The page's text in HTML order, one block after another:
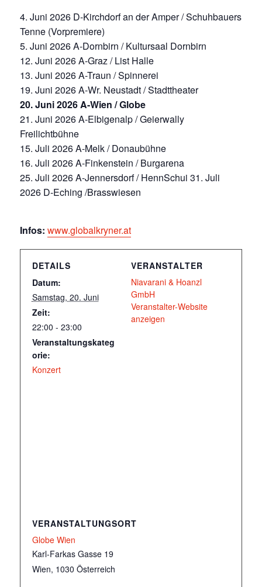
4. Juni 2026 D-Kirchdorf an der Amper / Schuhbauers
Tenne (Vorpremiere)
5. Juni 2026 A-Dornbirn / Kultursaal Dornbirn
12. Juni 2026 A-Graz / List Halle
13. Juni 2026 A-Traun / Spinnerei
19. Juni 2026 A-Wr. Neustadt / Stadttheater
20. Juni 2026 A-Wien / Globe
21. Juni 2026 A-Elbigenalp / Geierwally
Freilichtbühne
15. Juli 2026 A-Melk / Donaubühne
16. Juli 2026 A-Finkenstein / Burgarena
25. Juli 2026 A-Jennersdorf / HennSchui 31. Juli
2026 D-Eching /Brasswiesen
Infos: www.globalkryner.at
DETAILS
Datum:
Samstag, 20. Juni
Zeit:
22:00 - 23:00
Veranstaltungskateg
orie:
Konzert
VERANSTALTER
Niavarani & Hoanzl
GmbH
Veranstalter-Website
anzeigen
VERANSTALTUNGSORT
Globe Wien
Karl-Farkas Gasse 19
Wien, 1030 Österreich